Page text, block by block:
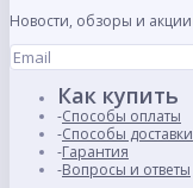
Новости, обзоры и акции
Как купить
Способы оплаты
Способы доставки
Гарантия
Вопросы и ответы